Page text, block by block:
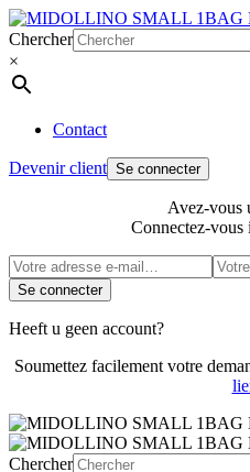
Chercher
×
Contact
Devenir client Se connecter
Avez-vous
Connectez-vous
Se connecter
Heeft u geen account?
Soumettez facilement votre
Chercher